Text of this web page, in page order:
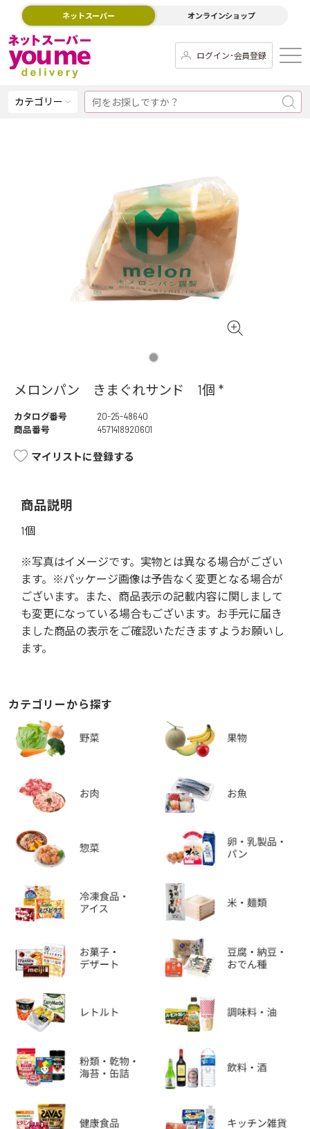
ネットスーパー オンラインショップ
ログイン･会員登録
カテゴリー
メロンパン きまぐれサンド 1個 *
カタログ番号
20-25-48640
商品番号
4571418920601
マイリストに登録する
商品説明
1個
※写真はイメージです。実物とは異なる場合がござい
ます。※パッケージ画像は予告なく変更となる場合が
ございます。また、商品表示の記載内容に関しまして
も変更になっている場合もございます。お手元に届き
ました商品の表示をご確認いただきますようお願いし
ます。
カテゴリーから探す